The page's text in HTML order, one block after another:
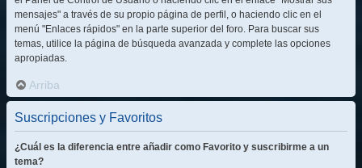
mensajes" a través de su propio página de perfil, o haciendo clic en el
menú "Enlaces rápidos" en la parte superior del foro. Para buscar sus
temas, utilice la página de búsqueda avanzada y complete las opciones
apropiadas.
Arriba
Suscripciones y Favoritos
¿Cuál es la diferencia entre añadir como Favorito y suscribirme a un
tema?